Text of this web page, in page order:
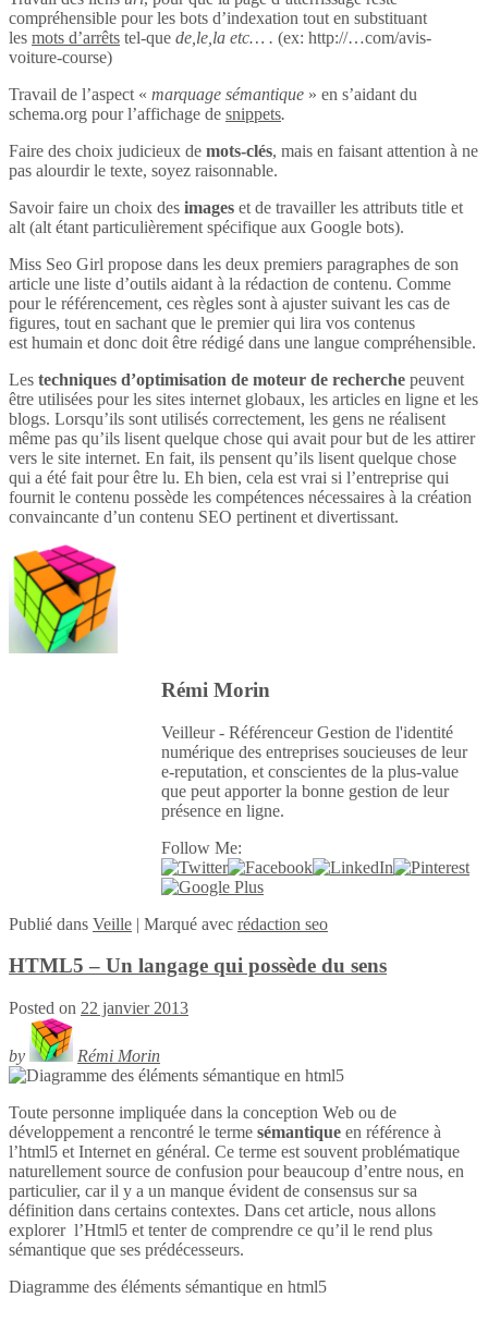
compréhensible pour les bots d’indexation tout en substituant
les mots d’arrêts tel-que de,le,la etc… . (ex: http://…com/avis-
voiture-course)
Travail de l’aspect « marquage sémantique » en s’aidant du
schema.org pour l’affichage de snippets.
Faire des choix judicieux de mots-clés, mais en faisant attention à ne
pas alourdir le texte, soyez raisonnable.
Savoir faire un choix des images et de travailler les attributs title et
alt (alt étant particulièrement spécifique aux Google bots).
Miss Seo Girl propose dans les deux premiers paragraphes de son
article une liste d’outils aidant à la rédaction de contenu. Comme
pour le référencement, ces règles sont à ajuster suivant les cas de
figures, tout en sachant que le premier qui lira vos contenus
est humain et donc doit être rédigé dans une langue compréhensible.
Les techniques d’optimisation de moteur de recherche peuvent
être utilisées pour les sites internet globaux, les articles en ligne et les
blogs. Lorsqu’ils sont utilisés correctement, les gens ne réalisent
même pas qu’ils lisent quelque chose qui avait pour but de les attirer
vers le site internet. En fait, ils pensent qu’ils lisent quelque chose
qui a été fait pour être lu. Eh bien, cela est vrai si l’entreprise qui
fournit le contenu possède les compétences nécessaires à la création
convaincante d’un contenu SEO pertinent et divertissant.
Rémi Morin
Veilleur - Référenceur Gestion de l'identité
numérique des entreprises soucieuses de leur
e-reputation, et conscientes de la plus-value
que peut apporter la bonne gestion de leur
présence en ligne.
Follow Me:
Publié dans Veille | Marqué avec rédaction seo
HTML5 – Un langage qui possède du sens
Posted on 22 janvier 2013
by Rémi Morin
Toute personne impliquée dans la conception Web ou de
développement a rencontré le terme sémantique en référence à
l’html5 et Internet en général. Ce terme est souvent problématique
naturellement source de confusion pour beaucoup d’entre nous, en
particulier, car il y a un manque évident de consensus sur sa
définition dans certains contextes. Dans cet article, nous allons
explorer l’Html5 et tenter de comprendre ce qu’il le rend plus
sémantique que ses prédécesseurs.
Diagramme des éléments sémantique en html5